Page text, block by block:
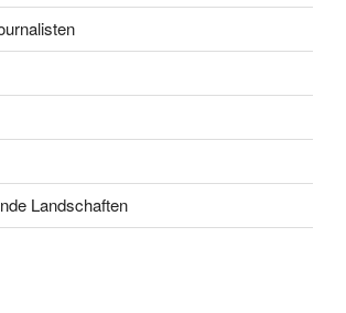
Landschaften